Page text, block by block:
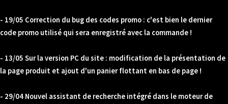
- 19/05 Correction du bug des codes promo : c'est bien le dernier
code promo utilisé qui sera enregistré avec la commande !
- 13/05 Sur la version PC du site : modification de la présentation de
la page produit et ajout d'un panier flottant en bas de page !
- 29/04 Nouvel assistant de recherche intégré dans le moteur de